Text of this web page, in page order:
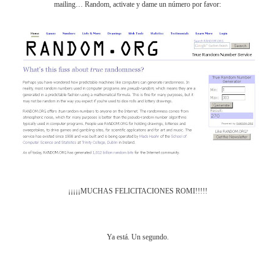
mailing… Random, activate y dame un número por favor:
¡¡¡¡¡MUCHAS FELICITACIONES ROMI!!!!!
Ya está. Un segundo.